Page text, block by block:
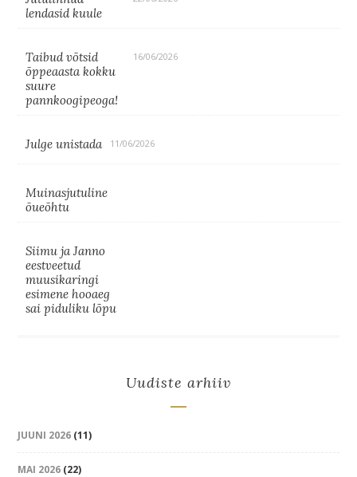
lendasid kuule
Taibud võtsid
õppeaasta kokku
suure
pannkoogipeoga!
16/06/2026
Julge unistada 11/06/2026
Muinasjutuline
õueõhtu
Siimu ja Janno
eestveetud
muusikaringi
esimene hooaeg
sai piduliku lõpu
Uudiste arhiiv
JUUNI 2026 (11)
MAI 2026 (22)